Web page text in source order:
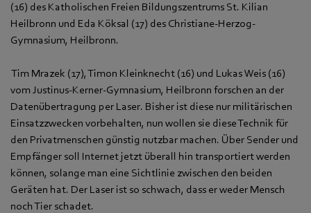
(16) des Katholischen Freien Bildungszentrums St. Kilian
Heilbronn und Eda Köksal (17) des Christiane-Herzog-
Gymnasium, Heilbronn.
Tim Mrazek (17), Timon Kleinknecht (16) und Lukas Weis (16)
vom Justinus-Kerner-Gymnasium, Heilbronn forschen an der
Datenübertragung per Laser. Bisher ist diese nur militärischen
Einsatzzwecken vorbehalten, nun wollen sie diese Technik für
den Privatmenschen günstig nutzbar machen. Über Sender und
Empfänger soll Internet jetzt überall hin transportiert werden
können, solange man eine Sichtlinie zwischen den beiden
Geräten hat. Der Laser ist so schwach, dass er weder Mensch
noch Tier schadet.